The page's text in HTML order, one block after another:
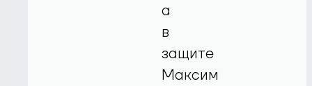
а
в
защите
Максим